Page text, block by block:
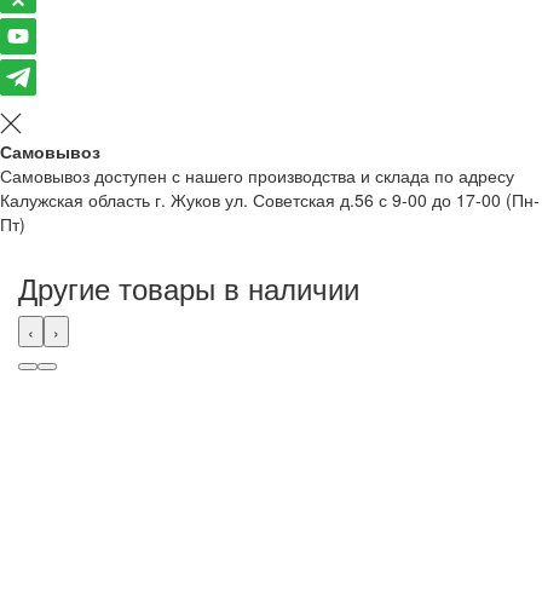
Самовывоз
Самовывоз доступен с нашего производства и склада по адресу
Калужская область г. Жуков ул. Советская д.56 с 9-00 до 17-00 (Пн-
Пт)
Другие товары в наличии
‹ ›